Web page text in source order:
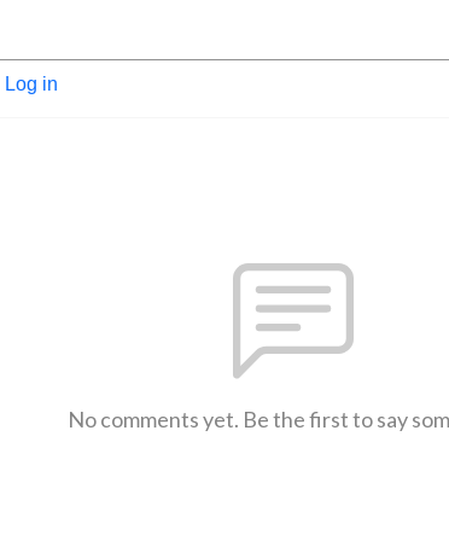
Log in
No comments yet. Be the first to say